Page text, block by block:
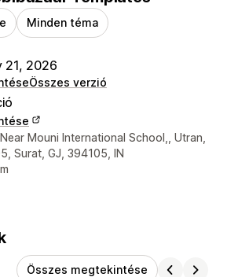
Minden téma
21, 2026
Összes verzió
adatai
Mouni International School,, Utran,
Surat, GJ, 394105, IN
Összes megtekintése